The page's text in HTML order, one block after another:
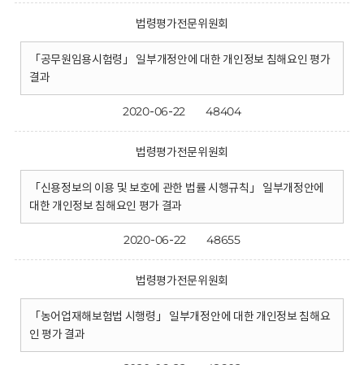
법령평가전문위원회
「공무원임용시험령」 일부개정안에 대한 개인정보 침해요인 평가
결과
2020-06-22 48404
법령평가전문위원회
「신용정보의 이용 및 보호에 관한 법률 시행규칙」 일부개정안에
대한 개인정보 침해요인 평가 결과
2020-06-22 48655
법령평가전문위원회
「농어업재해보험법 시행령」 일부개정안에 대한 개인정보 침해요
인 평가 결과